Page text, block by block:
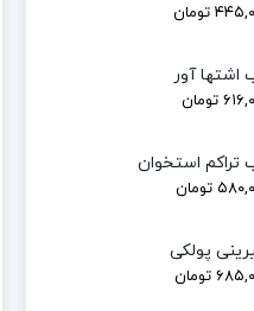
تومان
اشتها آور
تومان
تراکم استخوان
تومان
پولکی
تومان